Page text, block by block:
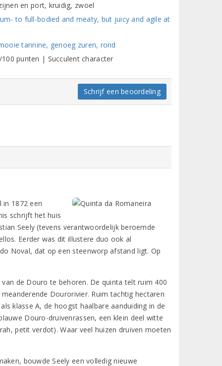
en port, kruidig, zwoel
to full-bodied and meaty, but juicy and agile at
tannine, genoeg zuren, rond
punten | Succulent character
Schrijf een beoordeling
in 1872 een
schrijft het huis
Seely (tevens verantwoordelijk beroemde
Eerder was dit illustere duo ook al
Noval, dat op een steenworp afstand ligt. Op
de Douro te behoren. De quinta telt ruim 400
Dourorivier. Ruim tachtig hectaren
klasse A, de hoogst haalbare aanduiding in de
Douro-druivenrassen, een klein deel witte
petit verdot). Waar veel huizen druiven moeten
bouwde Seely een volledig nieuwe